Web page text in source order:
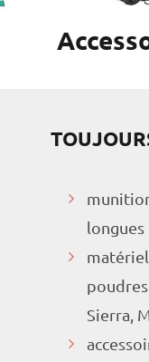
longues
Sierra,